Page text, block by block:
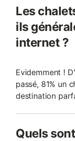
Les
ils
internet ?
Evidemment !
passé, 81% un
destination
Quels